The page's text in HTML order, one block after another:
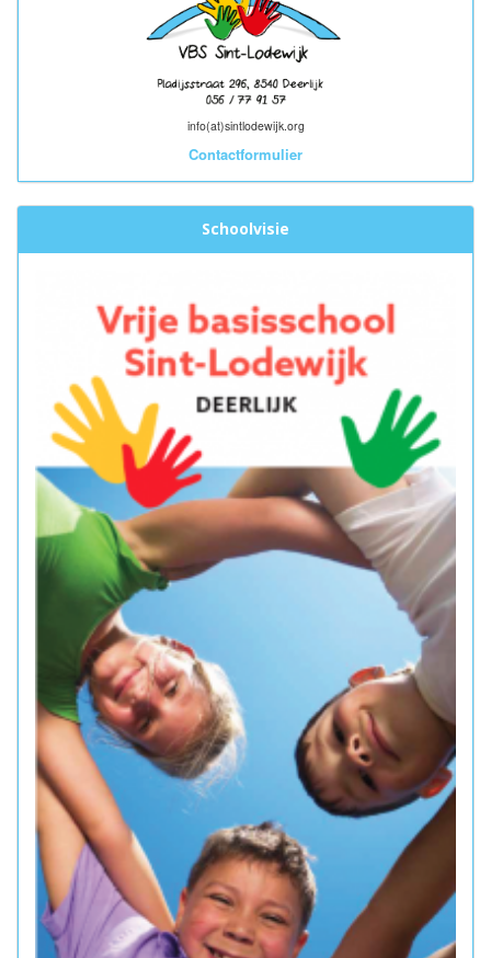
info(at)sintlodewijk.org
Contactformulier
Schoolvisie